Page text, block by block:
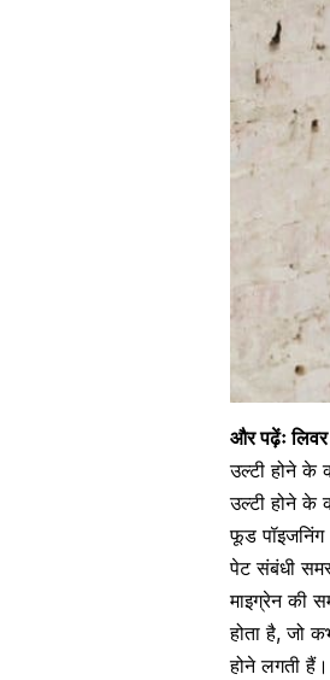
और पढ़ेंः
उल्टी होने के
उल्टी होने के
फूड पॉइजनिंग
पेट संबंधी
माइग्रेन की
होता है, जो
होने लगती हैं।